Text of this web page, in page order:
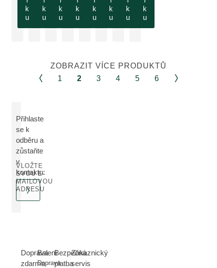
k
u
k
u
k
u
k
u
k
u
k
u
k
u
k
u
ZOBRAZIT VÍCE PRODUKTŮ
1
2 3 4 5 6
Přihlaste
se k
odběru a
zůstaňte
v
kontaktu:
VLOŽTE
SVOU E-
MAILOVOU
ADRESU
Doprava
zdarma
Balení
Doprava
Bezpečná
platba
Zákaznický
servis